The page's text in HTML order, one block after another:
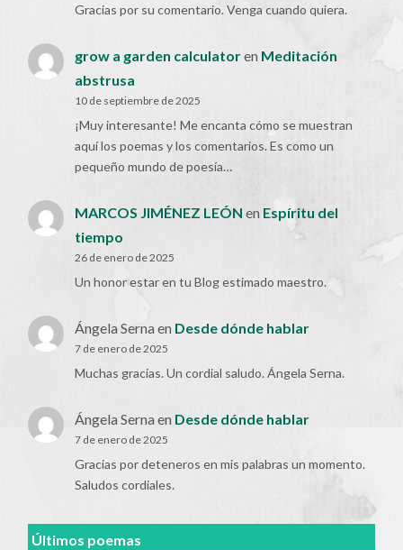
Gracias por su comentario. Venga cuando quiera.
grow a garden calculatoren Meditación
abstrusa
10 de septiembre de 2025
¡Muy interesante! Me encanta cómo se muestran
aquí los poemas y los comentarios. Es como un
pequeño mundo de poesía…
MARCOS JIMÉNEZ LEÓN en Espíritu del
tiempo
26 de enero de 2025
Un honor estar en tu Blog estimado maestro.
Ángela Serna en Desde dónde hablar
7 de enero de 2025
Muchas gracias. Un cordial saludo. Ángela Serna.
Ángela Serna en Desde dónde hablar
7 de enero de 2025
Gracias por deteneros en mis palabras un momento.
Saludos cordiales.
Últimos poemas